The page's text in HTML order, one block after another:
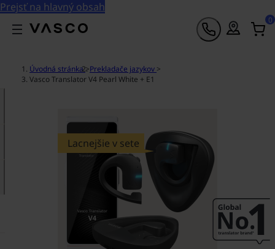
Prejsť na hlavný obsah
0
Úvodná stránka >Prekladače jazykov >
Vasco Translator V4 Pearl White + E1
Lacnejšie v sete